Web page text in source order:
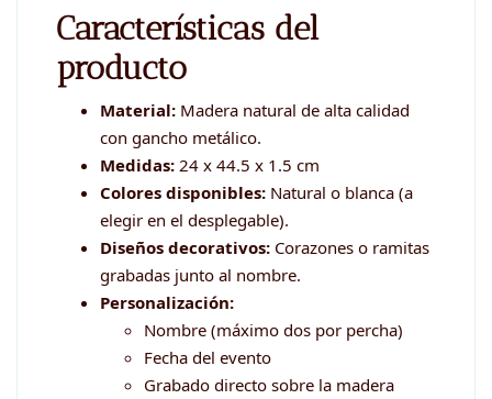
Características del
producto
Material: Madera natural de alta calidad
con gancho metálico.
Medidas: 24 x 44.5 x 1.5 cm
Colores disponibles: Natural o blanca (a
elegir en el desplegable).
Diseños decorativos: Corazones o ramitas
grabadas junto al nombre.
Personalización:
Nombre (máximo dos por percha)
Fecha del evento
Grabado directo sobre la madera